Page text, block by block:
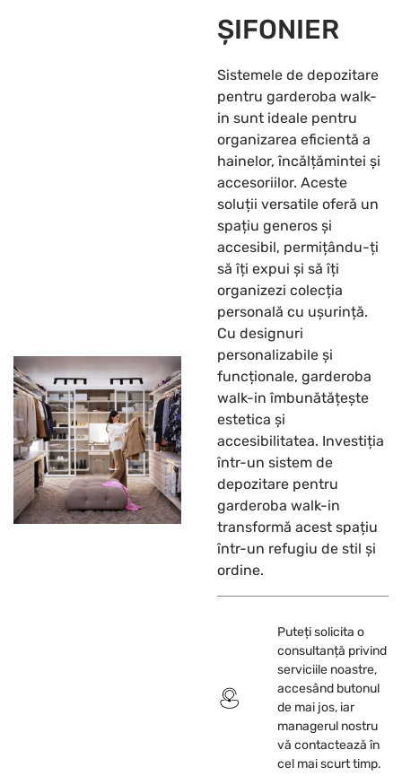
ȘIFONIER
Sistemele de depozitare
pentru garderoba walk-
in sunt ideale pentru
organizarea eficientă a
hainelor, încălțămintei și
accesoriilor. Aceste
soluții versatile oferă un
spațiu generos și
accesibil, permițându-ți
să îți expui și să îți
organizezi colecția
personală cu ușurință.
Cu designuri
personalizabile și
funcționale, garderoba
walk-in îmbunătățește
estetica și
accesibilitatea. Investiția
într-un sistem de
depozitare pentru
garderoba walk-in
transformă acest spațiu
într-un refugiu de stil și
ordine.
Puteți solicita o
consultanță privind
serviciile noastre,
accesând butonul
de mai jos, iar
managerul nostru
vă contactează în
cel mai scurt timp.